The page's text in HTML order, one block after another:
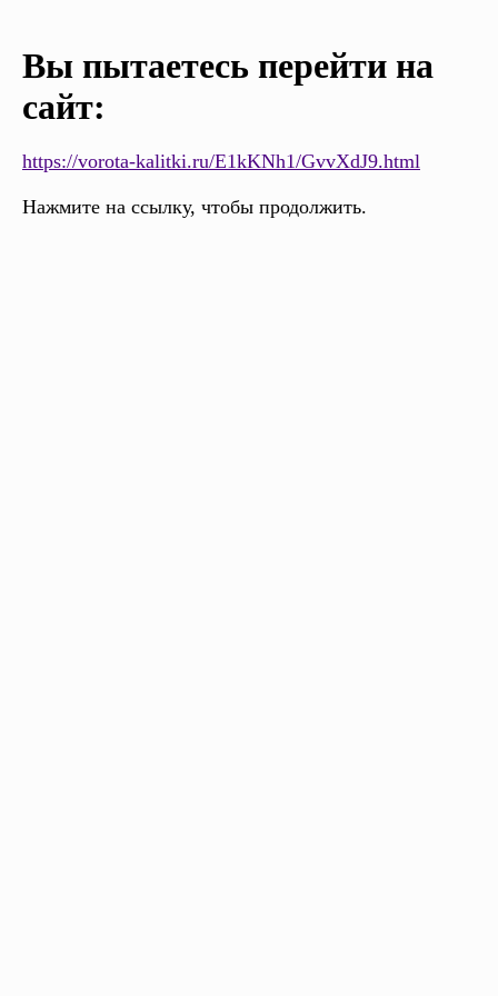
Вы пытаетесь перейти на
сайт:
https://vorota-kalitki.ru/E1kKNh1/GvvXdJ9.html
Нажмите на ссылку, чтобы продолжить.